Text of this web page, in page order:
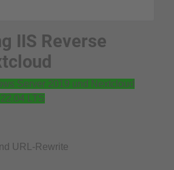
IIS Reverse
Server 2019 und Nextcloud
LTS
URL-Rewrite